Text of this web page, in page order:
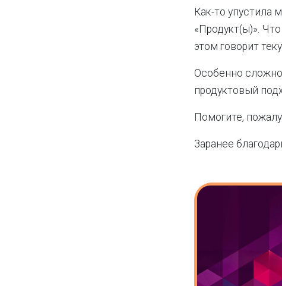
Как-то упустила
«Продукт(ы)».
этом говорит
Особенно
продуктовый
Помогите,
Заранее